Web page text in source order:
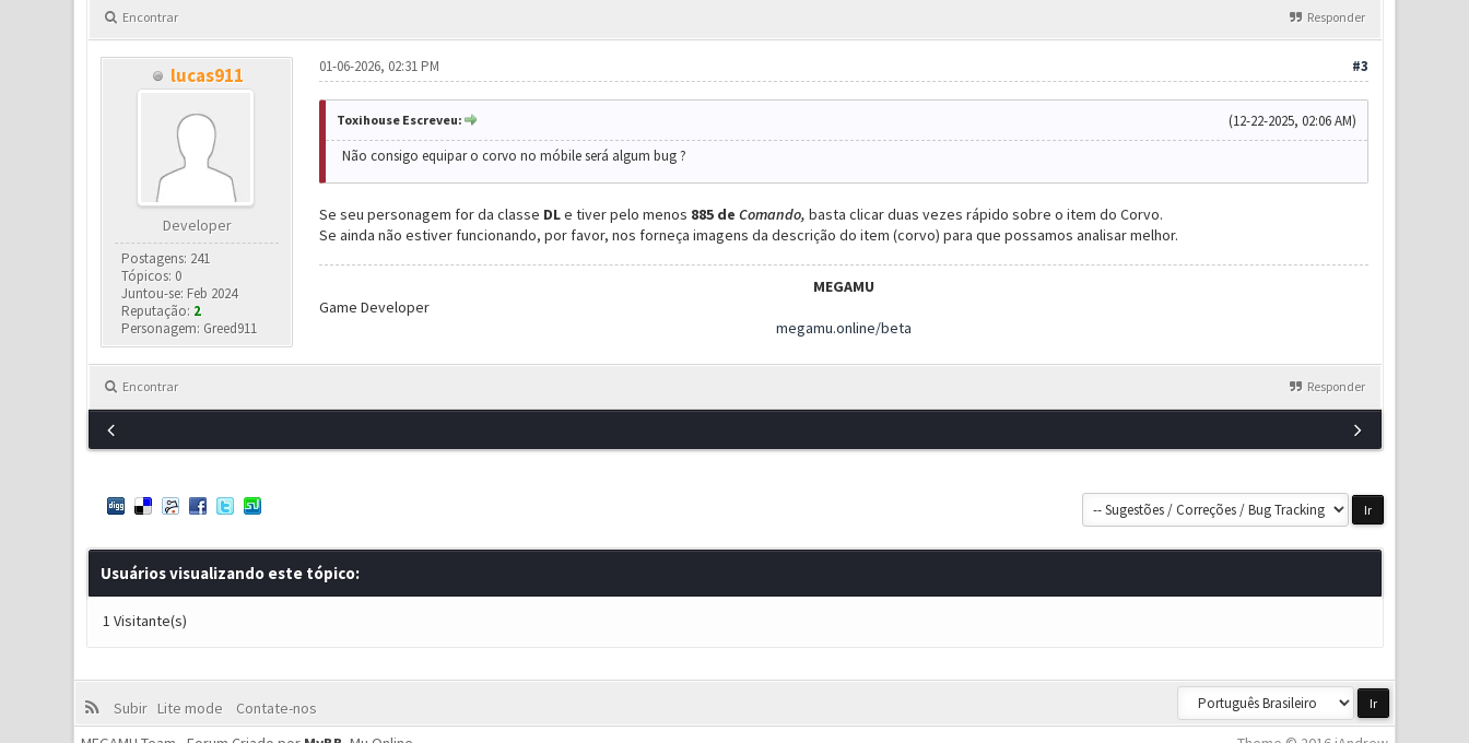
Encontrar Responder
lucas911
Developer
Postagens: 241
Tópicos: 0
Juntou-se: Feb 2024
Reputação: 2
Personagem: Greed911
#3
01-06-2026, 02:31 PM
(12-22-2025, 02:06 AM)
Toxihouse Escreveu:
Não consigo equipar o corvo no móbile será algum bug ?
Se seu personagem for da classe DLe tiver pelo menos 885 de Comando, basta clicar duas vezes rápido sobre o item do Corvo.
Se ainda não estiver funcionando, por favor, nos forneça imagens da descrição do item (corvo) para que possamos analisar melhor.
MEGAMU
Game Developer
megamu.online/beta
Encontrar Responder
Usuários visualizando este tópico:
1 Visitante(s)
Subir Lite mode
Contate-nos